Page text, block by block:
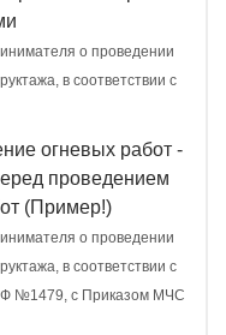
о проведении
в соответствии с
огневых работ -
проведением
(Пример!)
о проведении
в соответствии с
№1479, c Приказом МЧС